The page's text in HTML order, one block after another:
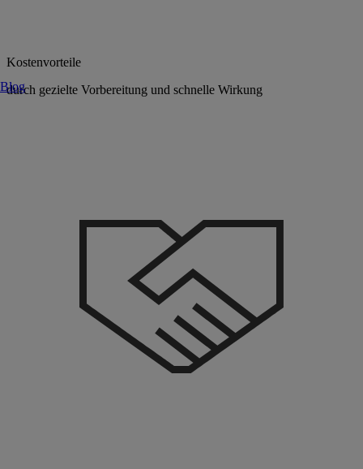
Blog
Kostenvorteile
durch gezielte Vorbereitung und schnelle Wirkung